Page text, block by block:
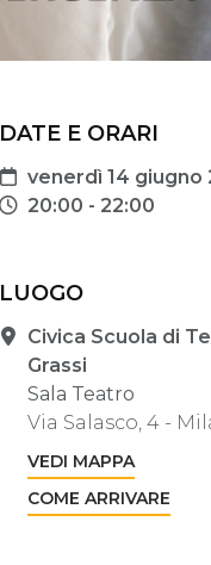
DATE E ORARI
Data
venerdì 14 giugno
Orari
20:00 - 22:00
LUOGO
Sede
Civica Scuola di
Grassi
Sala Teatro
Via Salasco, 4 -
VEDI MAPPA
COME ARRIVARE